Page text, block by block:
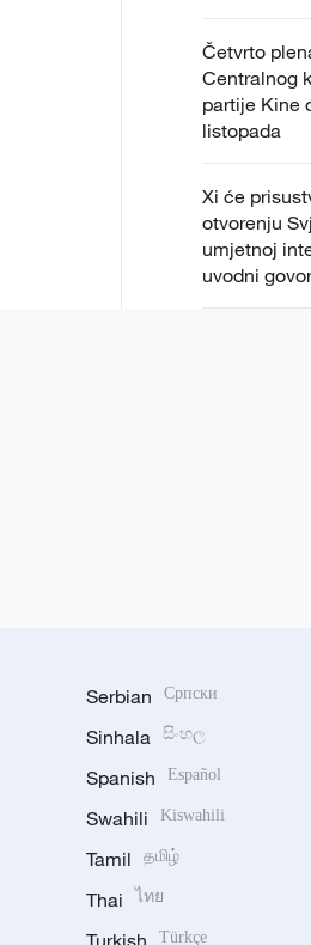
Četvrto
Centralnog
partije Kine
listopada
Xi će
otvorenju
umjetnoj
uvodni govor
Serbian Српски
Sinhala සිංහල
Spanish Español
Swahili Kiswahili
Tamil தமிழ்
Thai ไทย
Türkçe